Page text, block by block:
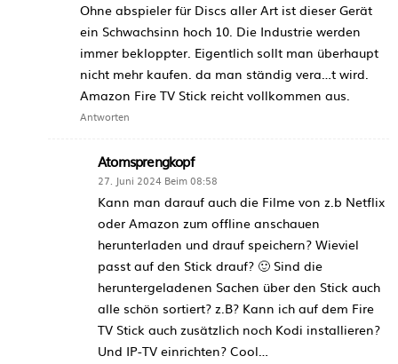
Ohne abspieler für Discs aller Art ist dieser Gerät
ein Schwachsinn hoch 10. Die Industrie werden
immer bekloppter. Eigentlich sollt man überhaupt
nicht mehr kaufen. da man ständig vera…t wird.
Amazon Fire TV Stick reicht vollkommen aus.
Antworten
Atomsprengkopf
27. Juni 2024 Beim 08:58
Kann man darauf auch die Filme von z.b Netflix
oder Amazon zum offline anschauen
herunterladen und drauf speichern? Wieviel
passt auf den Stick drauf? 🙂 Sind die
heruntergeladenen Sachen über den Stick auch
alle schön sortiert? z.B? Kann ich auf dem Fire
TV Stick auch zusätzlich noch Kodi installieren?
Und IP-TV einrichten? Cool…